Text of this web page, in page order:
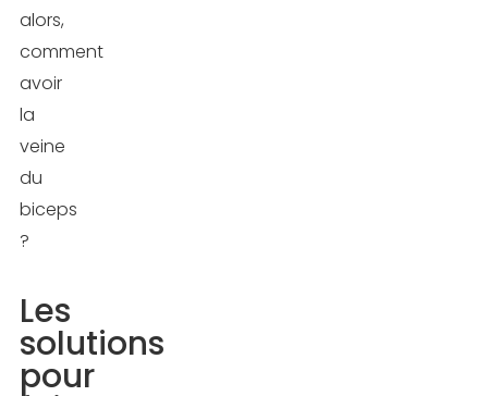
alors,
comment
avoir
la
veine
du
biceps
?
Les
solutions
pour